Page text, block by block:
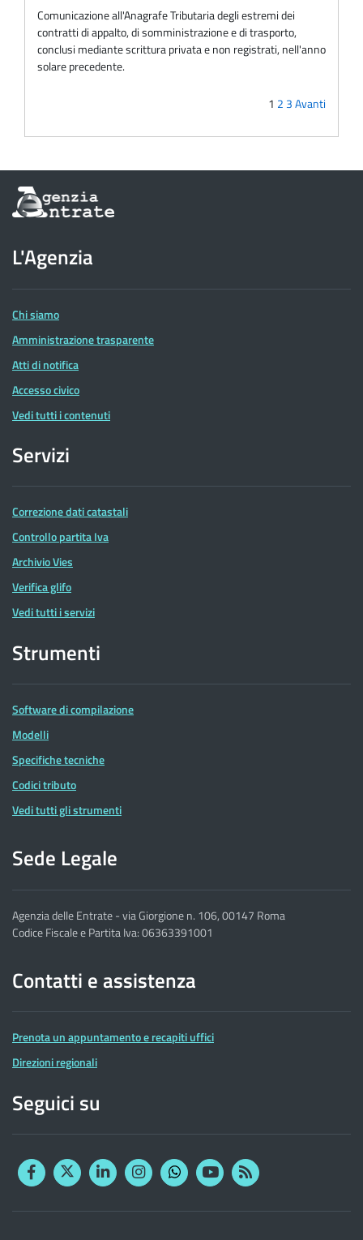
Comunicazione all'Anagrafe Tributaria degli estremi dei
contratti di appalto, di somministrazione e di trasporto,
conclusi mediante scrittura privata e non registrati, nell'anno
solare precedente.
1 2 3Avanti
Informazioni
sul
dell'Agenzia
delle
Entrate
L'Agenzia
Chi siamo
Amministrazione trasparente
Atti di notifica
Accesso civico
Vedi tutti i contenuti
Servizi
Correzione dati catastali
Controllo partita Iva
Archivio Vies
Verifica glifo
Vedi tutti i servizi
Strumenti
Software di compilazione
Modelli
Specifiche tecniche
Codici tributo
Vedi tutti gli strumenti
Sede Legale
Agenzia delle Entrate - via Giorgione n. 106, 00147 Roma
Codice Fiscale e Partita Iva: 06363391001
Contatti e assistenza
Prenota un appuntamento e recapiti uffici
Direzioni regionali
Seguici su
FacebookTwitterLinkedinInstagram
YouTubeRSS